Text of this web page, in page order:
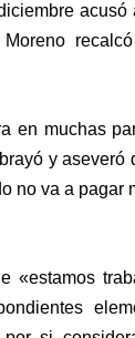
acusó
en muchas
y aseveró
no va a pagar
«estamos